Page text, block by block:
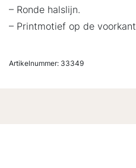
– Ronde halslijn.
– Printmotief op de voorkant
Artikelnummer: 33349